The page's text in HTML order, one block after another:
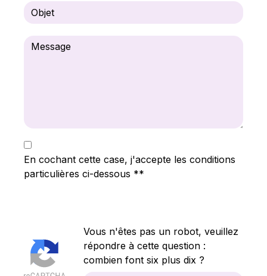
En cochant cette case, j'accepte les conditions
particulières ci-dessous **
Vous n'êtes pas un robot, veuillez
répondre à cette question :
combien font six plus dix ?